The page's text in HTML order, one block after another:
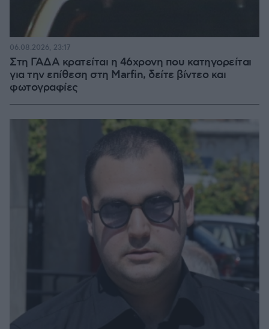
Στη ΓΑΔΑ κρατείται η 46χρονη που κατηγορείται
για την επίθεση στη Marfin, δείτε βίντεο και
φωτογραφίες
06.08.2026, 23:17